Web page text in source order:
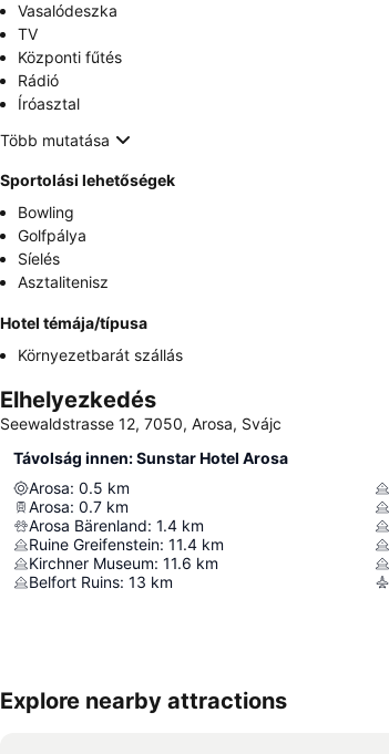
Vasalódeszka
TV
Központi fűtés
Rádió
Íróasztal
Több mutatása
Sportolási lehetőségek
Bowling
Golfpálya
Síelés
Asztalitenisz
Hotel témája/típusa
Környezetbarát szállás
Elhelyezkedés
Seewaldstrasse 12, 7050, Arosa, Svájc
Távolság innen: Sunstar Hotel Arosa
Arosa: 0.5 km
Arosa: 0.7 km
Arosa Bärenland: 1.4 km
Ruine Greifenstein: 11.4 km
Kirchner Museum: 11.6 km
Belfort Ruins: 13 km
Explore nearby attractions